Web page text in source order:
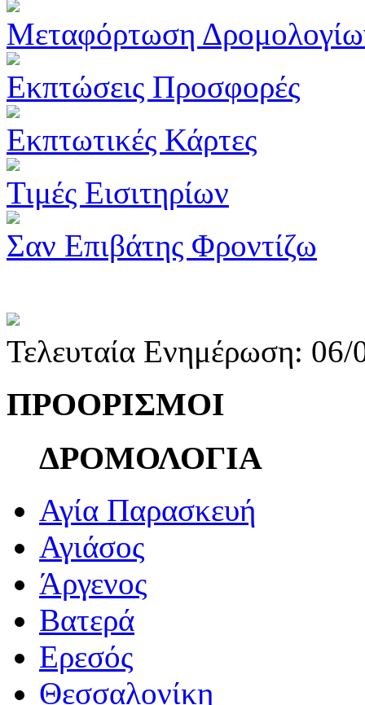
Μεταφόρτωση
Εκπτώσεις Προσφορές
Εκπτωτικές Κάρτες
Τιμές Εισιτηρίων
Σαν Επιβάτης Φροντίζω
Τελευταία Ενημέρωση:
ΠΡΟΟΡΙΣΜΟΙ
ΔΡΟΜΟΛΟΓΙΑ
Αγία Παρασκευή
Αγιάσος
Άργενος
Βατερά
Ερεσός
Θεσσαλονίκη